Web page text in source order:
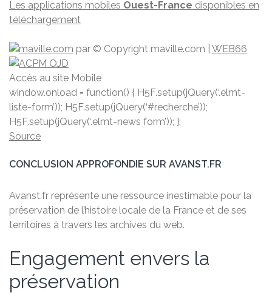
Les applications mobiles Ouest-France disponibles en
téléchargement
par © Copyright maville.­com WEB66
Accès au site Mobile
window.onload = function() { H5F.setup(jQuery(‘.elmt-
liste-form’)); H5F.setup(jQuery(‘#recherche’));
H5F.setup(jQuery(‘.elmt-news form’)); };
Source
CONCLUSION APPROFONDIE SUR AVANST.FR
Avanst.fr représente une ressource inestimable pour la
préservation de l’histoire locale de la France et de ses
territoires à travers les archives du web.
Engagement envers la
préservation